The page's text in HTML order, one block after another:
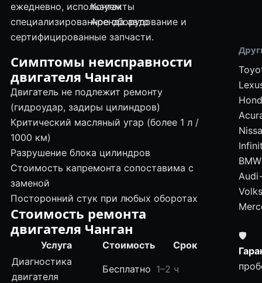
Контакты
Аренда авто
ежедневно, используем
специализированное оборудование и
сертифицированные запчасти.
Симптомы неисправности
двигателя Чанган
Двигатель не подлежит ремонту
(гидроудар, задиры цилиндров)
Критический масляный угар (более 1 л /
1000 км)
Разрушение блока цилиндров
Стоимость капремонта сопоставима с
заменой
Посторонний стук при любых оборотах
Стоимость ремонта
двигателя Чанган
Услуга Стоимость
Срок
Диагностика
двигателя
Бесплатно 1–2 ч
BMW
Audi
🛡